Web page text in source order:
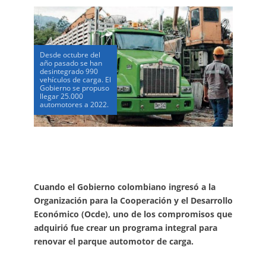
Desde octubre del
año pasado se han
desintegrado 990
vehículos de carga. El
Gobierno se propuso
llegar 25.000
automotores a 2022.
Cuando el Gobierno colombiano ingresó a la
Organización para la Cooperación y el Desarrollo
Económico (Ocde), uno de los compromisos que
adquirió fue crear un programa integral para
renovar el parque automotor de carga.